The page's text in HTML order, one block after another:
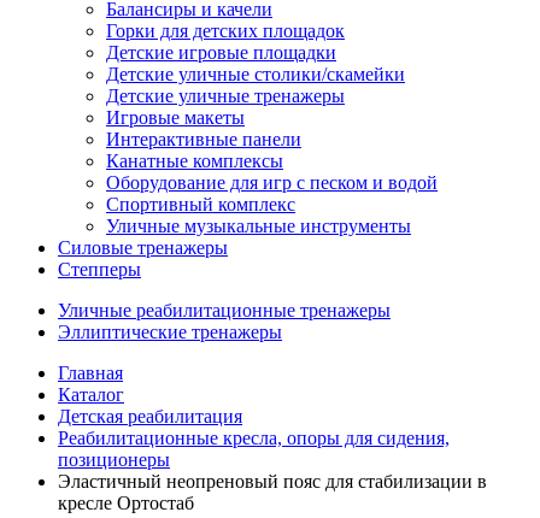
Балансиры и качели
Горки для детских площадок
Детские игровые площадки
Детские уличные столики/скамейки
Детские уличные тренажеры
Игровые макеты
Интерактивные панели
Канатные комплексы
Оборудование для игр с песком и водой
Спортивный комплекс
Уличные музыкальные инструменты
Силовые тренажеры
Степперы
Уличные реабилитационные тренажеры
Эллиптические тренажеры
Главная
Каталог
Детская реабилитация
Реабилитационные кресла, опоры для сидения,
позиционеры
Эластичный неопреновый пояс для стабилизации в
кресле Ортостаб